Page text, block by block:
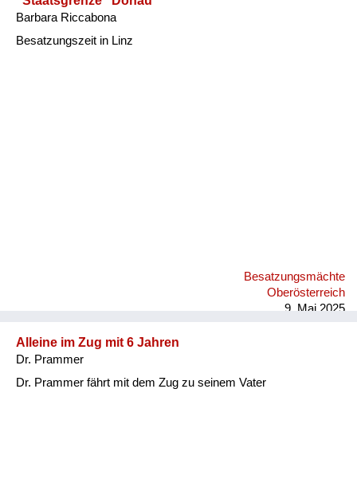
Barbara Riccabona
Besatzungszeit in Linz
Besatzungsmächte
Oberösterreich
9. Mai 2025
Alleine im Zug mit 6 Jahren
Dr. Prammer
Dr. Prammer fährt mit dem Zug zu seinem Vater